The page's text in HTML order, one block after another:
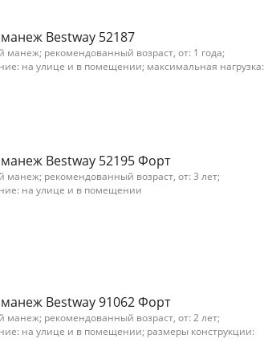
Bestway 52187
манеж; рекомендованный возраст, от: 1 года;
на улице и в помещении; максимальная нагрузка:
Bestway 52195 Форт
манеж; рекомендованный возраст, от: 3 лет;
на улице и в помещении
Bestway 91062 Форт
манеж; рекомендованный возраст, от: 2 лет;
на улице и в помещении; размеры конструкции: